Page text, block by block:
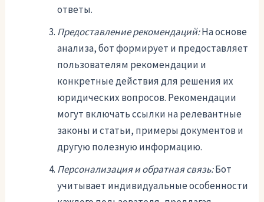
ответы.
Предоставление рекомендаций:На основе
анализа, бот формирует и предоставляет
пользователям рекомендации и
конкретные действия для решения их
юридических вопросов. Рекомендации
могут включать ссылки на релевантные
законы и статьи, примеры документов и
другую полезную информацию.
Персонализация и обратная связь:Бот
учитывает индивидуальные особенности